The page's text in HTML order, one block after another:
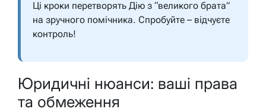
Ці кроки перетворять Дію з “великого брата”
на зручного помічника. Спробуйте – відчуєте
контроль!
Юридичні нюанси: ваші права
та обмеження